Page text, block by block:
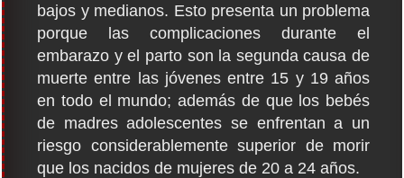
bajos y medianos. Esto presenta un problema
porque las complicaciones durante el
embarazo y el parto son la segunda causa de
muerte entre las jóvenes entre 15 y 19 años
en todo el mundo; además de que los bebés
de madres adolescentes se enfrentan a un
riesgo considerablemente superior de morir
que los nacidos de mujeres de 20 a 24 años.